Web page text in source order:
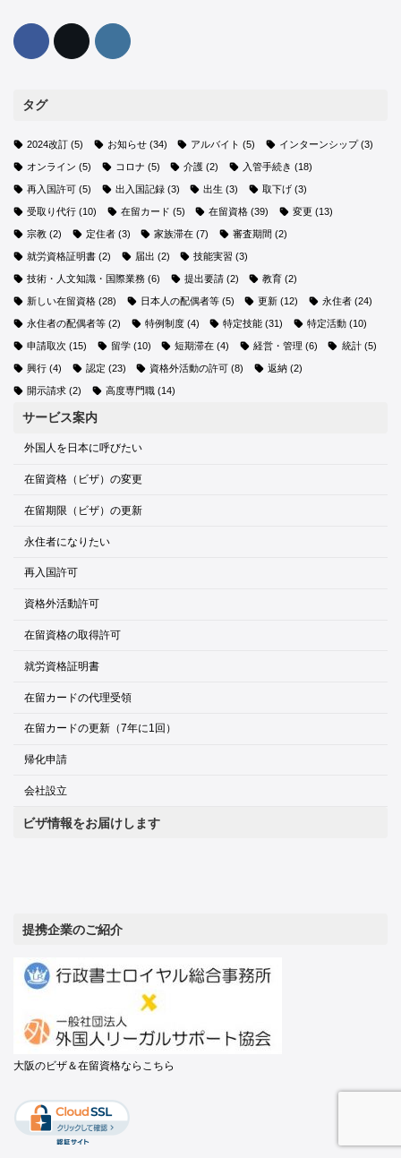
タグ
2024改訂 (5) お知らせ(34) アルバイト (5) インターンシップ(3)
オンライン (5) コロナ (5) 介護 (2) 入管手続き (18)
再入国許可 (5) 出入国記録(3) 出生 (3) 取下げ(3)
受取り代行 (10) 在留カード (5) 在留資格 (39) 変更 (13)
宗教 (2) 定住者(3) 家族滞在 (7) 審査期間 (2)
就労資格証明書 (2) 届出 (2) 技能実習 (3)
技術・人文知識・国際業務 (6) 提出要請(2) 教育 (2)
新しい在留資格 (28) 日本人の配偶者等(5) 更新 (12) 永住者(24)
永住者の配偶者等 (2) 特例制度(4) 特定技能 (31) 特定活動(10)
申請取次 (15) 留学(10) 短期滞在 (4) 経営・管理 (6) 統計(5)
興行 (4) 認定 (23) 資格外活動の許可 (8) 返納(2)
開示請求 (2) 高度専門職(14)
サービス案内
外国人を日本に呼びたい
在留資格（ビザ）の変更
在留期限（ビザ）の更新
永住者になりたい
再入国許可
資格外活動許可
在留資格の取得許可
就労資格証明書
在留カードの代理受領
在留カードの更新（7年に1回）
帰化申請
会社設立
ビザ情報をお届けします
提携企業のご紹介
大阪のビザ＆在留資格ならこちら